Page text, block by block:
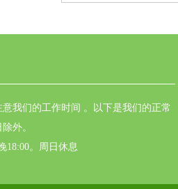
我们的工作时间 。以下是我们的正常
外。
18:00。周日休息